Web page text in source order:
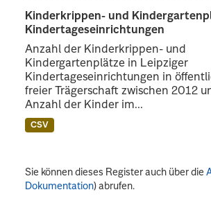
Kinderkrippen- und
Kindertageseinrichtungen
Anzahl der Kinderkrippen- und
Kindergartenplätze in Leipziger
Kindertageseinrichtungen in
freier Trägerschaft zwischen 2012
Anzahl der Kinder im...
CSV
Sie können dieses Register auch über die
Dokumentation) abrufen.